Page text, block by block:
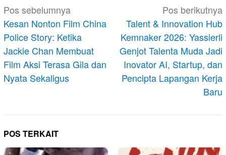
Navigasi
pos
Pos sebelumnya
Kesan Nonton Film China
Police Story: Ketika
Jackie Chan Membuat
Film Aksi Terasa Gila dan
Nyata Sekaligus
Pos berikutnya
Talent & Innovation Hub
Kemnaker 2026: Yassierli
Genjot Talenta Muda Jadi
Inovator AI, Startup, dan
Pencipta Lapangan Kerja
Baru
POS TERKAIT